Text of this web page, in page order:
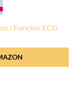
/ Función ECG